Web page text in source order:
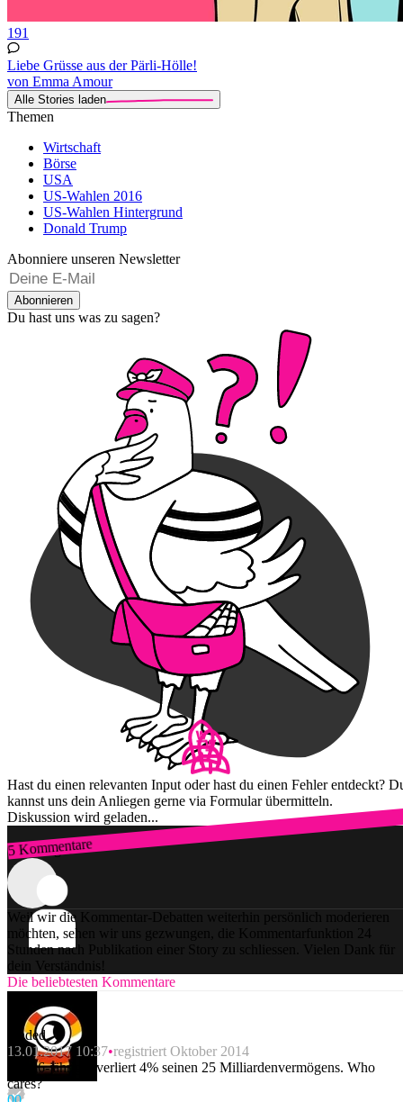
191
Liebe Grüsse aus der Pärli-Hölle!
von Emma Amour
Alle Stories laden
Themen
Wirtschaft
Börse
USA
US-Wahlen 2016
US-Wahlen Hintergrund
Donald Trump
Abonniere unseren Newsletter
Abonnieren
Du hast uns was zu sagen?
Hast du einen relevanten Input oder hast du einen Fehler entdeckt?
kannst uns dein Anliegen gerne via Formular übermitteln.
Diskussion wird geladen...
5 Kommentare
Zum Login
Weil wir die Kommentar-Debatten weiterhin persönlich moderieren
möchten, sehen wir uns gezwungen, die Kommentarfunktion 24
Stunden nach Publikation einer Story zu schliessen. Vielen Dank für
dein Verständnis!
Die beliebtesten Kommentare
Anded
13.01.2017 10:37 registriert Oktober 2014
Ein 86-jähriger verliert 4% seinen 25 Milliardenvermögens. Who
cares?